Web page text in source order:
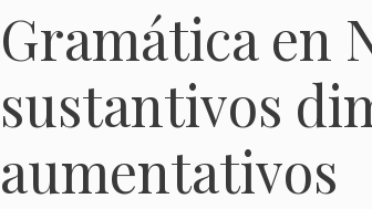
Gramática en
sustantivos
aumentativos